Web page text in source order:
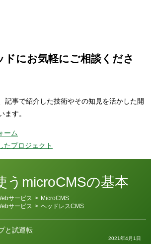
ドにお気軽にご相談くださ
記事で紹介した技術やその知見を活かした開
ます。
ーム
たプロジェクト
うmicroCMSの基本
サービス > MicroCMS
サービス > ヘッドレスCMS
と試運転
2021年4月1日